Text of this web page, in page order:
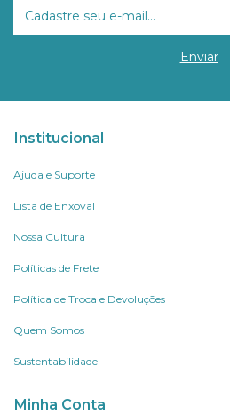
Institucional
Ajuda e Suporte
Lista de Enxoval
Nossa Cultura
Políticas de Frete
Política de Troca e Devoluções
Quem Somos
Sustentabilidade
Minha Conta